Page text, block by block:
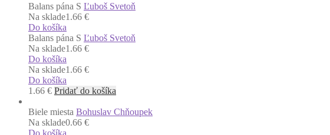
Balans pána S Ľuboš Svetoň
Na sklade1.66 €
Do košíka
Balans pána S Ľuboš Svetoň
Na sklade1.66 €
Do košíka
Na sklade1.66 €
Do košíka
1.66 € Pridať do košíka
Biele miesta Bohuslav Chňoupek
Na sklade0.66 €
Do košíka